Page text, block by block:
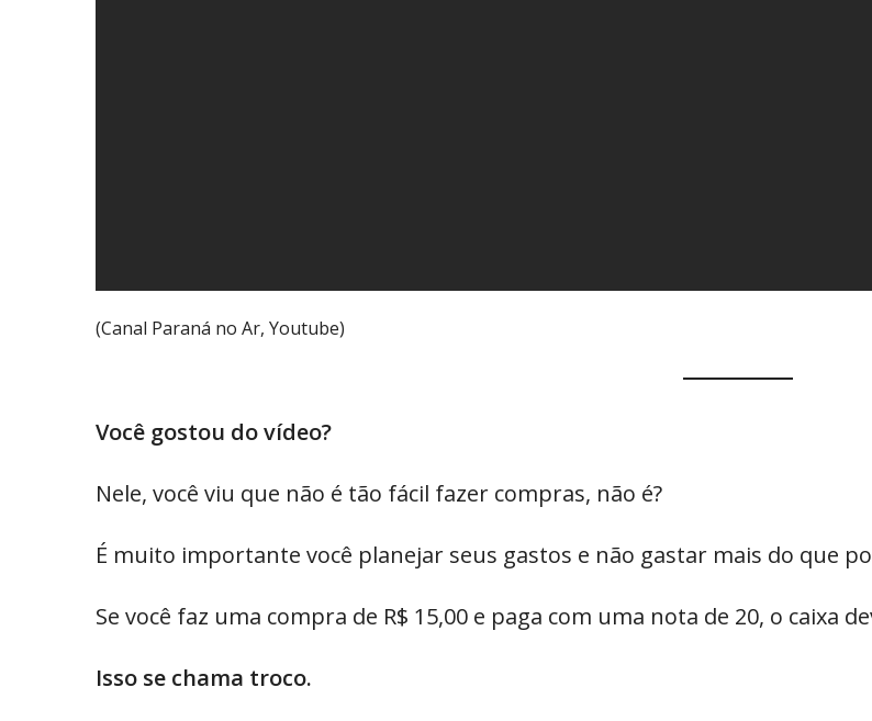
(Canal Paraná no Ar, Youtube)
Você gostou do vídeo?
Nele, você viu que não é tão fácil fazer compras, não é?
É muito importante você planejar seus gastos e não gastar mais do que
Se você faz uma compra de R$ 15,00 e paga com uma nota de 20, o caixa
Isso se chama troco.